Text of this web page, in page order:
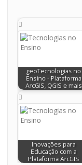
geoTecnologias no
Ensino - Plataforma
ArcGIS, QGIS e mais
Inovações para
Educação com a
Plataforma ArcGIS